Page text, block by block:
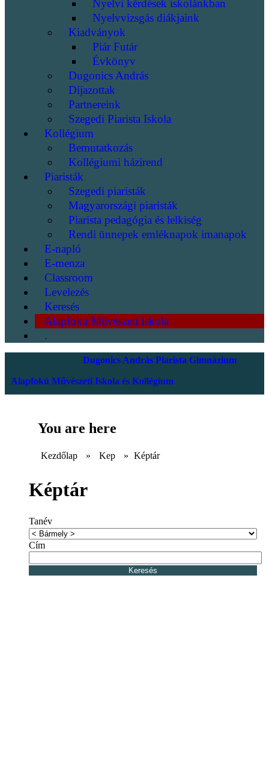
Nyelvi kérdések iskolánkban
Nyelvvizsgás diákjaink
Kiadványok
Piár Futár
Évkönyv
Dugonics András
Díjazottak
Partnereink
Szegedi Piarista Iskola
Kollégium
Bemutatkozás
Kollégiumi házirend
Piaristák
Szegedi piaristák
Magyarországi piaristák
Piarista pedagógia és lelkiség
Rendi ünnepek emléknapok imanapok
E-napló
E-menza
Classroom
Levelezés
Keresés
Alapfokú Művészeti Iskola
.
Dugonics András Piarista Gimnázium
Alapfokú Művészeti Iskola és Kollégium
You are here
Kezdőlap » Kep » Képtár
Képtár
Tanév
Cím